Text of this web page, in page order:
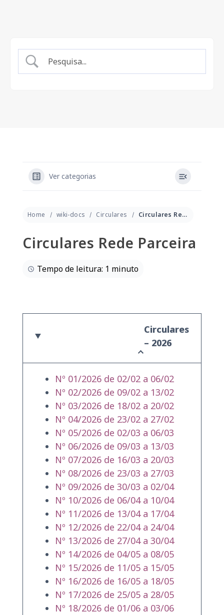
Ver categorias
Home wiki-docs Circulares Circulares Rede Parceira
Circulares Rede Parceira
Tempo de leitura: 1 minuto
Circulares
– 2026
Nº 01/2026 de 02/02 a 06/02
Nº 02/2026 de 09/02 a 13/02
Nº 03/2026 de 18/02 a 20/02
Nº 04/2026 de 23/02 a 27/02
Nº 05/2026 de 02/03 a 06/03
Nº 06/2026 de 09/03 a 13/03
Nº 07/2026 de 16/03 a 20/03
Nº 08/2026 de 23/03 a 27/03
Nº 09/2026 de 30/03 a 02/04
Nº 10/2026 de 06/04 a 10/04
Nº 11/2026 de 13/04 a 17/04
Nº 12/2026 de 22/04 a 24/04
Nº 13/2026 de 27/04 a 30/04
Nº 14/2026 de 04/05 a 08/05
Nº 15/2026 de 11/05 a 15/05
Nº 16/2026 de 16/05 a 18/05
Nº 17/2026 de 25/05 a 28/05
Nº 18/2026 de 01/06 a 03/06